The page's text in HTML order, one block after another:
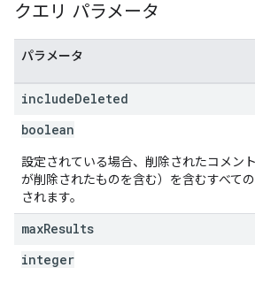
クエリ パラメータ
パラメータ
includeDeleted
boolean
設定されている場合、削除されたコメン
が削除されたものを含む）を含むすべて
されます。
maxResults
integer